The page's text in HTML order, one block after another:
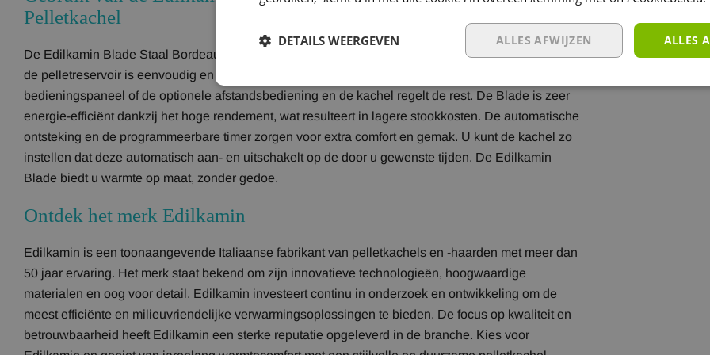
Pelletkachel
De Edilkamin Blade Staal Bordeaux is ontworpen met gebruiksgemak in gedachten. Het vullen van
de pelletreservoir is eenvoudig en gaat snel. Stel de gewenste temperatuur in via het intuïtieve
bedieningspaneel of de optionele afstandsbediening en de kachel regelt de rest. De Blade is zeer
energie-efficiënt dankzij het hoge rendement, wat resulteert in lagere stookkosten. De automatische
ontsteking en de programmeerbare timer zorgen voor extra comfort en gemak. U kunt de kachel zo
instellen dat deze automatisch aan- en uitschakelt op de door u gewenste tijden. De Edilkamin
Blade biedt u warmte op maat, zonder gedoe.
Ontdek het merk Edilkamin
Edilkamin is een toonaangevende Italiaanse fabrikant van pelletkachels en -haarden met meer dan
50 jaar ervaring. Het merk staat bekend om zijn innovatieve technologieën, hoogwaardige
materialen en oog voor detail. Edilkamin investeert continu in onderzoek en ontwikkeling om de
meest efficiënte en milieuvriendelijke verwarmingsoplossingen te bieden. De focus op kwaliteit en
betrouwbaarheid heeft Edilkamin een sterke reputatie opgeleverd in de branche. Kies voor
ALLES
ALLES AFWIJZEN
DETAILS WEERGEVEN